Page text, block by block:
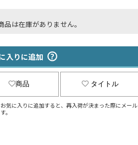
品は在庫がありません。
入りに追加
商品 タイトル
気に入りに追加すると、再入荷が決まった際にメール
。